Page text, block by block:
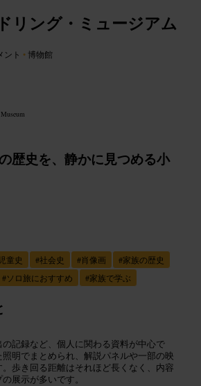
リング・ミュージアム
ント •博物館
歴史を、静かに見つめる小
児童史 #社会史 #肖像画 #家族の歴史
#ソロ旅におすすめ #家族で学ぶ
記録など、個人に関わる資料が中心で
明でまとめられ、解説パネルや一部の映
歩き回る距離はそれほど長くなく、内容
展示が多いです。